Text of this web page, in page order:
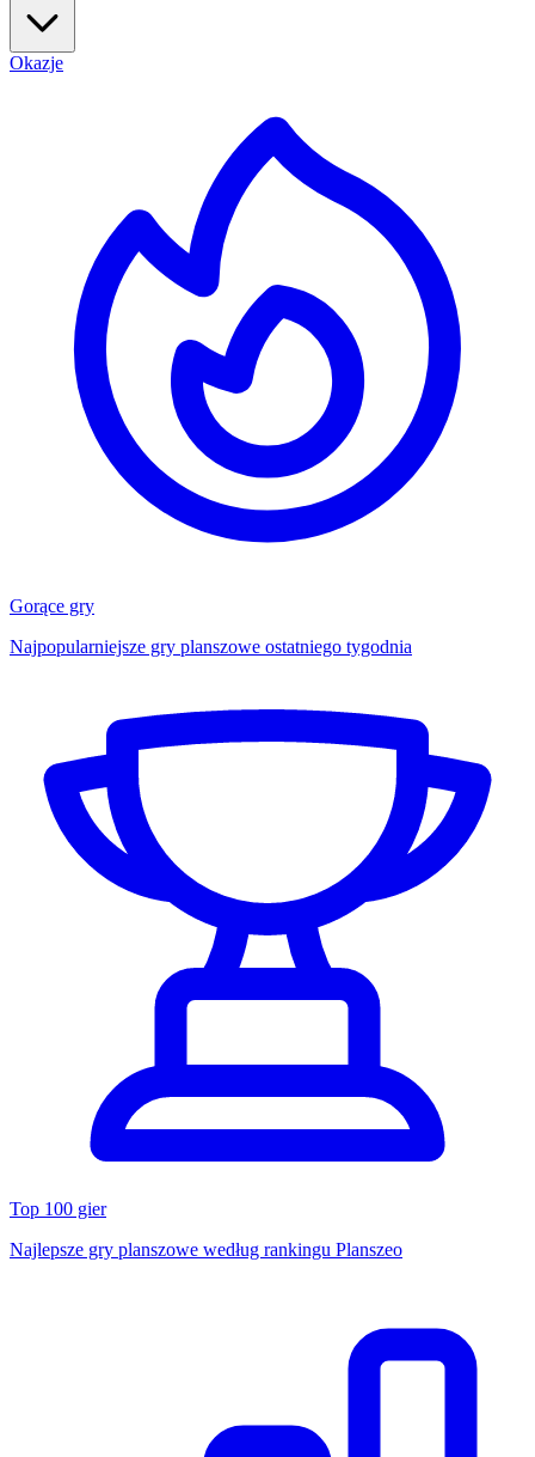
Okazje
Gorące gry
Najpopularniejsze gry planszowe ostatniego tygodnia
Top 100 gier
Najlepsze gry planszowe według rankingu Planszeo